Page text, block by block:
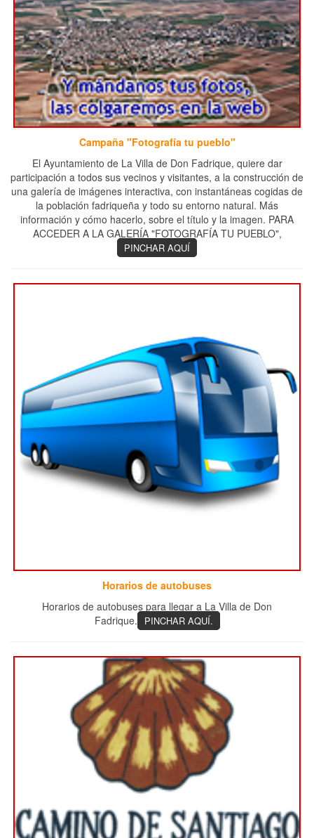
Campaña "Fotografía tu pueblo"
El Ayuntamiento de La Villa de Don Fadrique, quiere dar
participación a todos sus vecinos y visitantes, a la construcción de
una galería de imágenes interactiva, con instantáneas cogidas de
la población fadriqueña y todo su entorno natural. Más
información y cómo hacerlo, sobre el título y la imagen. PARA
ACCEDER A LA GALERÍA "FOTOGRAFÍA TU PUEBLO",
PINCHAR AQUÍ
Horarios de autobuses
Horarios de autobuses para llegar a La Villa de Don
Fadrique.
PINCHAR AQUÍ.